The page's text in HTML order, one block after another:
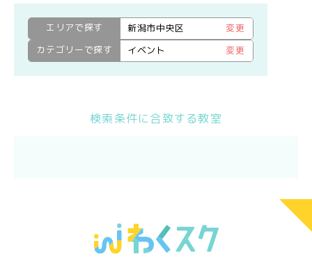
エリアで探す 新潟市中央区
変更
カテゴリーで探す
イベント 変更
検索条件に合致する教室